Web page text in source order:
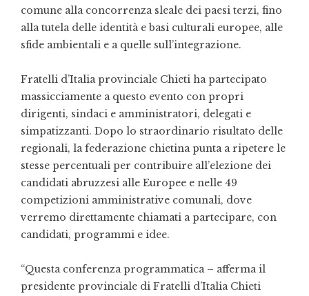
comune alla concorrenza sleale dei paesi terzi, fino
alla tutela delle identità e basi culturali europee, alle
sfide ambientali e a quelle sull’integrazione.
Fratelli d’Italia provinciale Chieti ha partecipato
massicciamente a questo evento con propri
dirigenti, sindaci e amministratori, delegati e
simpatizzanti. Dopo lo straordinario risultato delle
regionali, la federazione chietina punta a ripetere le
stesse percentuali per contribuire all’elezione dei
candidati abruzzesi alle Europee e nelle 49
competizioni amministrative comunali, dove
verremo direttamente chiamati a partecipare, con
candidati, programmi e idee.
“Questa conferenza programmatica – afferma il
presidente provinciale di Fratelli d’Italia Chieti